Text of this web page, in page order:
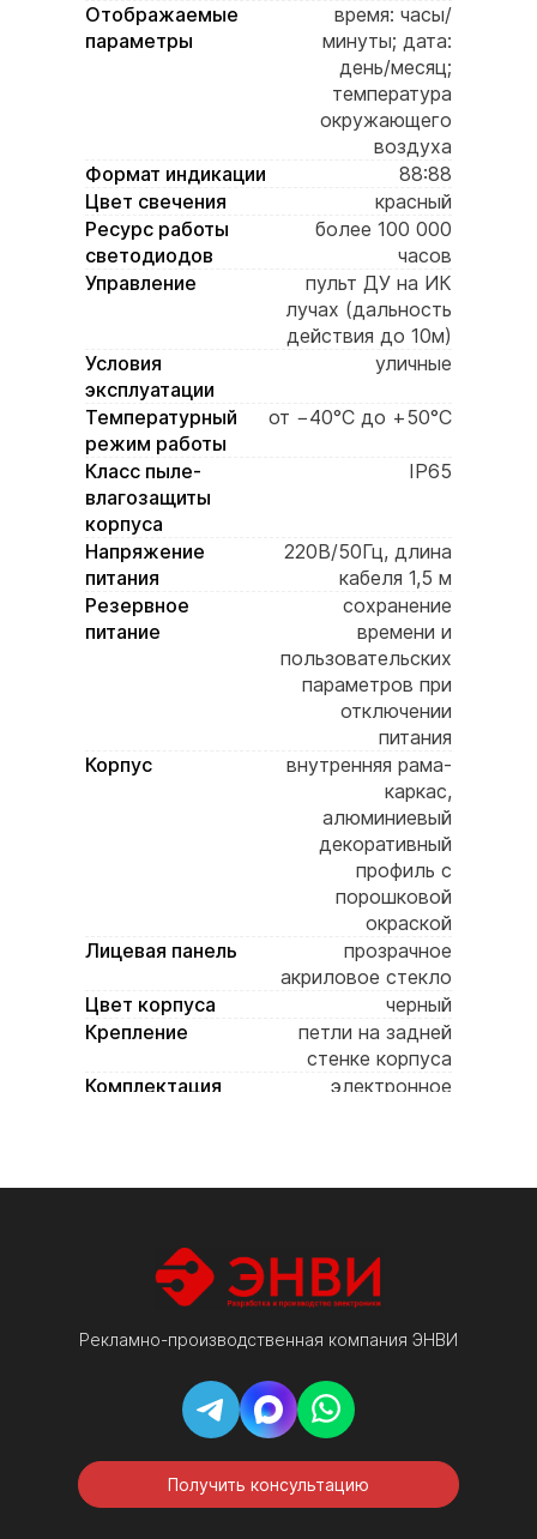
Отображаемые
параметры
время: часы/
минуты; дата:
день/месяц;
температура
окружающего
воздуха
Формат индикации
88:88
Цвет свечения
красный
Ресурс работы
светодиодов
более 100 000
часов
Управление
пульт ДУ на ИК
лучах (дальность
действия до 10м)
Условия
эксплуатации
уличные
Температурный
режим работы
от −40°C до +50°C
Класс пыле-
влагозащиты
корпуса
IP65
Напряжение
питания
220В/50Гц, длина
кабеля 1,5 м
Резервное
питание
сохранение
времени и
пользовательских
параметров при
отключении
питания
Корпус
внутренняя рама-
каркас,
алюминиевый
декоративный
профиль с
порошковой
окраской
Лицевая панель
прозрачное
акриловое стекло
Цвет корпуса
черный
Крепление
петли на задней
стенке корпуса
Комплектация
электронное
гарантийный
Рекламно-производственная компания ЭНВИ
Получить консультацию